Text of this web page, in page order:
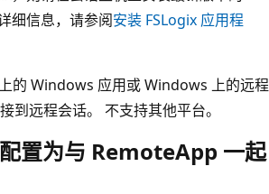
细信息，请参阅安装 FSLogix 应用程
的 Windows 应用或 Windows 上的远程
到远程会话。 不支持其他平台。
置为与 RemoteApp 一起